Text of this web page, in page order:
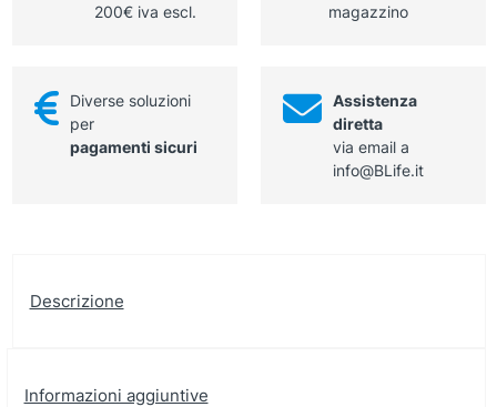
200€ iva escl.
magazzino
Diverse soluzioni
per
pagamenti sicuri
Assistenza
diretta
via email a
info@BLife.it
Descrizione
Informazioni aggiuntive